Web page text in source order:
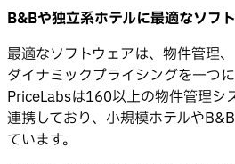
B&Bや独立系ホテルに最適なソフ
最適なソフトウェアは、物件管理
ダイナミックプライシングを一つに
PriceLabsは160以上の物件管理シ
連携しており、小規模ホテルや
ています。